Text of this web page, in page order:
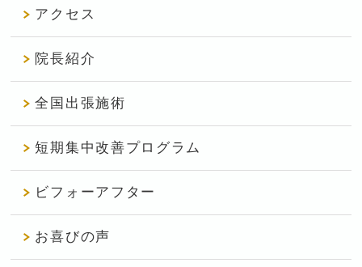
アクセス
院長紹介
全国出張施術
短期集中改善プログラム
ビフォーアフター
お喜びの声